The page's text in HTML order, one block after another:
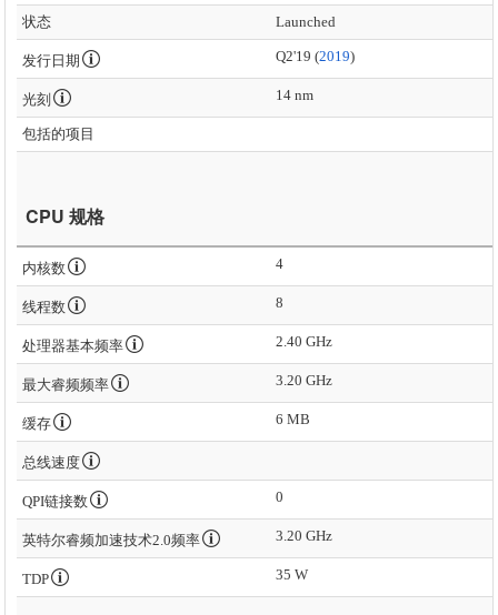
状态 Launched
发行日期 Q2'19 (2019)
光刻 14 nm
包括的项目
CPU 规格
内核数 4
线程数 8
处理器基本频率 2.40 GHz
最大睿频频率 3.20 GHz
缓存 6 MB
总线速度
QPI链接数 0
英特尔睿频加速技术2.0频率 3.20 GHz
TDP 35 W